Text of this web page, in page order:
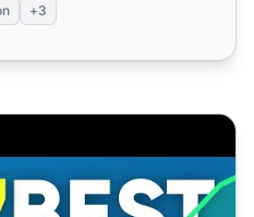
+3
à rejoindre en 2023